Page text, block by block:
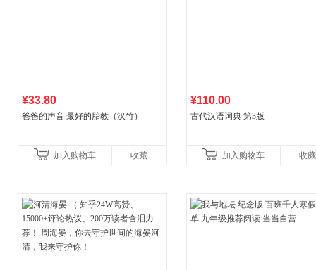
¥33.80
爸爸的声音 最好的胎教（汉竹）
加入购物车 收藏
¥110.00
古代汉语词典 第3版
加入购物车 收藏